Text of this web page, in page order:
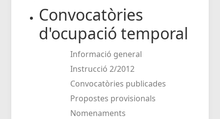
Convocatòries
d'ocupació temporal
Informació general
Instrucció 2/2012
Convocatòries publicades
Propostes provisionals
Nomenaments